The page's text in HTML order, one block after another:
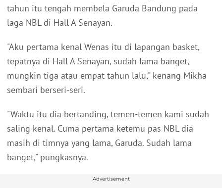
tahun itu tengah membela Garuda Bandung pada
laga NBL di Hall A Senayan.
"Aku pertama kenal Wenas itu di lapangan basket,
tepatnya di Hall A Senayan, sudah lama banget,
mungkin tiga atau empat tahun lalu," kenang Mikha
sembari berseri-seri.
"Waktu itu dia bertanding, temen-temen kami sudah
saling kenal. Cuma pertama ketemu pas NBL dia
masih di timnya yang lama, Garuda. Sudah lama
banget," pungkasnya.
Advertisement